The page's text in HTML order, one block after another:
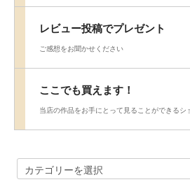
レビュー投稿でプレゼント
ご感想をお聞かせください
ここでも買えます！
当店の作品をお手にとって見ることができるシ